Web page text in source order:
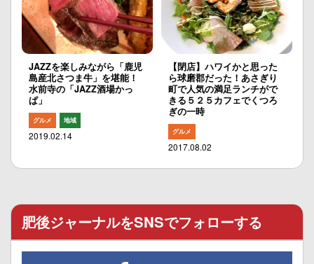
JAZZを楽しみながら「鹿児
島産北さつま牛」を堪能！
水前寺の「JAZZ酒場かっ
ぱ」
グルメ 地域
2019.02.14
【閉店】ハワイかと思った
ら球磨郡だった！あさぎり
町で人気の満足ランチがで
きる５２５カフェでくつろ
ぎの一時
グルメ
2017.08.02
肥後ジャーナルをSNSでフォローする